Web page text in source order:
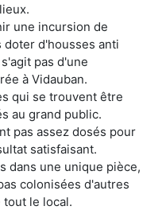
une incursion de
doter d'housses anti
pas d'une
à Vidauban.
qui se trouvent être
au grand public.
pas assez dosés pour
satisfaisant.
dans une unique pièce,
colonisées d'autres
le local.